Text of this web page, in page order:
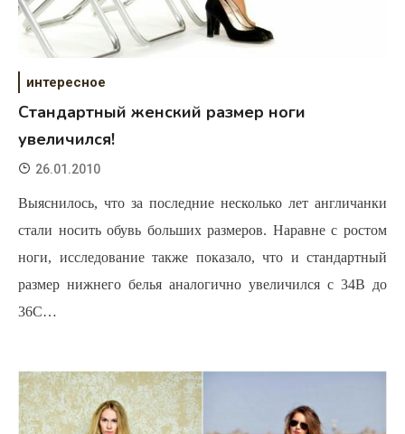
интересное
Стандартный женский размер ноги
увеличился!
26.01.2010
Выяснилось, что за последние несколько лет англичанки
стали носить обувь больших размеров. Наравне с ростом
ноги, исследование также показало, что и стандартный
размер нижнего белья аналогично увеличился с 34В до
36С…